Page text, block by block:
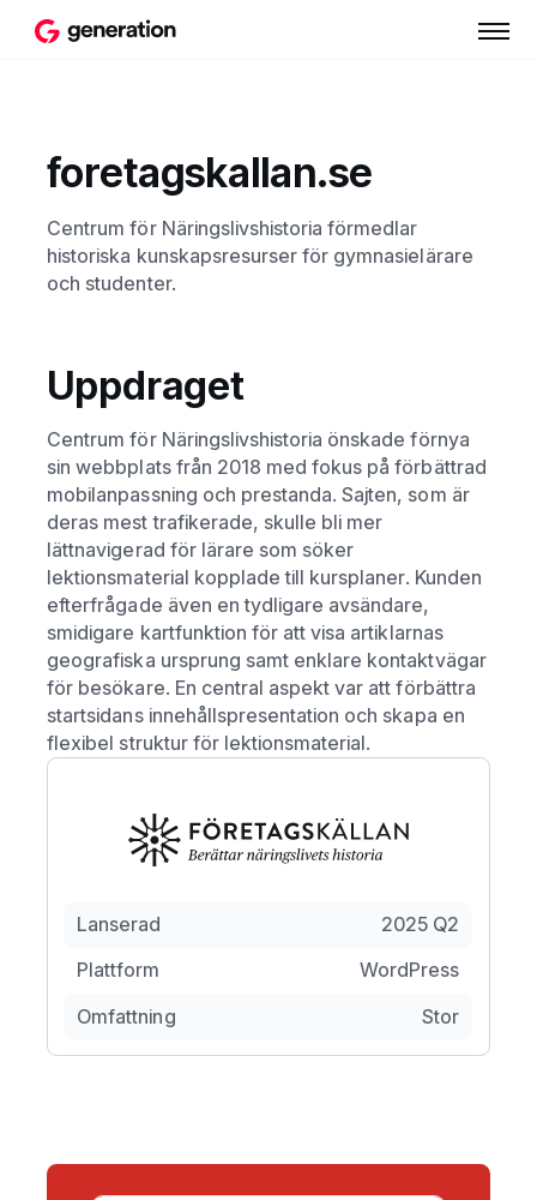
foretagskallan.se
Centrum för Näringslivshistoria förmedlar
historiska kunskapsresurser för gymnasielärare
och studenter.
Uppdraget
Centrum för Näringslivshistoria önskade förnya
sin webbplats från 2018 med fokus på förbättrad
mobilanpassning och prestanda. Sajten, som är
deras mest trafikerade, skulle bli mer
lättnavigerad för lärare som söker
lektionsmaterial kopplade till kursplaner. Kunden
efterfrågade även en tydligare avsändare,
smidigare kartfunktion för att visa artiklarnas
geografiska ursprung samt enklare kontaktvägar
för besökare. En central aspekt var att förbättra
startsidans innehållspresentation och skapa en
flexibel struktur för lektionsmaterial.
Lanserad
2025 Q2
Plattform
WordPress
Omfattning
Stor